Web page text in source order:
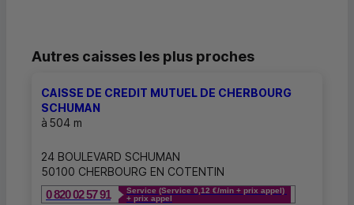
Autres caisses les plus proches
CAISSE DE CREDIT MUTUEL DE CHERBOURG
SCHUMAN
à 504 m
24 BOULEVARD SCHUMAN
50100 CHERBOURG EN COTENTIN
0 820 02 57 91
Service (Service 0,12 €/min + prix appel)
+ prix appel